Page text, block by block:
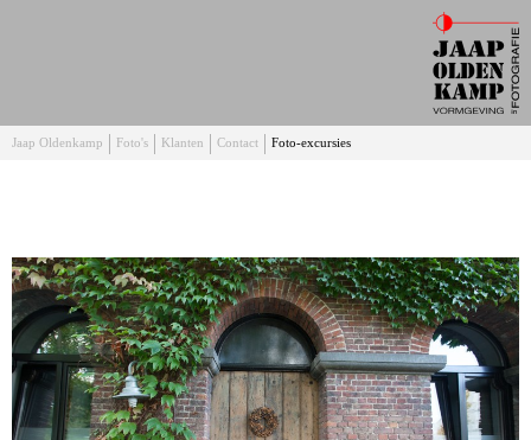
Jaap Oldenkamp Foto's Klanten Contact Foto-excursies